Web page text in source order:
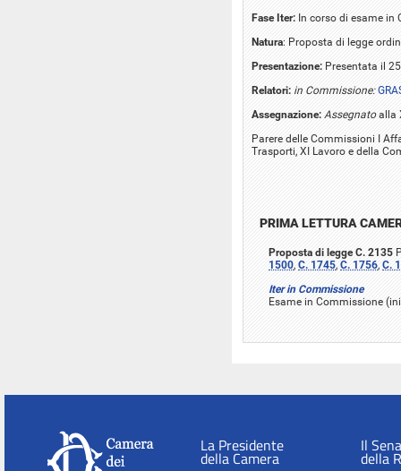
Fase Iter: In corso di esame in
Natura: Proposta di legge
Presentazione: Presentata il
Relatori: in Commissione:
Assegnazione: Assegnatoalla
Parere delle Commissioni I
Trasporti, XI Lavoro e della
PRIMA LETTURA
Proposta di legge C. 2135
1500, C. 1745, C. 1756, C.
Iter in Commissione
Esame in Commissione
La Presidente
della Camera
Il
della